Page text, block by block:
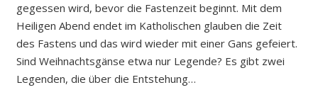
gegessen wird, bevor die Fastenzeit beginnt. Mit dem
Heiligen Abend endet im Katholischen glauben die Zeit
des Fastens und das wird wieder mit einer Gans gefeiert.
Sind Weihnachtsgänse etwa nur Legende? Es gibt zwei
Legenden, die über die Entstehung…